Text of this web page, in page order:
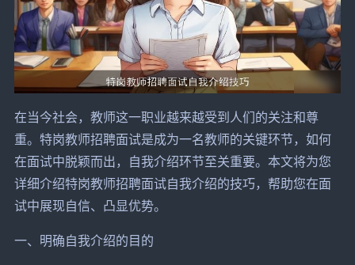
在当今社会，教师这一职业越来越受到人们的关注和尊
重。特岗教师招聘面试是成为一名教师的关键环节，如何
在面试中脱颖而出，自我介绍环节至关重要。本文将为您
详细介绍特岗教师招聘面试自我介绍的技巧，帮助您在面
试中展现自信、凸显优势。
一、明确自我介绍的目的